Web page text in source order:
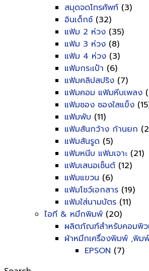
สมุดจดโทรศัพท์ (3)
อินเด็กซ์ (32)
แฟ้ม 2 ห่วง (35)
แฟ้ม 3 ห่วง (8)
แฟ้ม 4 ห่วง (3)
แฟ้มกระเป๋า (6)
แฟ้มคลิปสปริง (7)
แฟ้มคอม แฟ้มหีบเพลง
แฟ้มซอง ซองใสแข็ง
แฟ้มพับ (11)
แฟ้มสันกว้าง ก้านยก
แฟ้มสันรูด (5)
แฟ้มหนีบ แฟ้มเจาะ (21)
แฟ้มเสนอเซ็นต์ (12)
แฟ้มแขวน (6)
แฟ้มโชว์เอกสาร (19)
แฟ้มใส่นามบัตร (11)
ไอที & หมึกพิมพ์ (20)
ผลิตภัณฑ์สำหรับคอมพิว
ผ้าหมึกเครื่องพิมพ์ ,พิม
EPSON (7)